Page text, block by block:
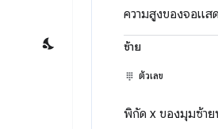
ความสูงของจอแ
ซ้าย
ตัวเลข
พิกัด x ของมุมซ้า